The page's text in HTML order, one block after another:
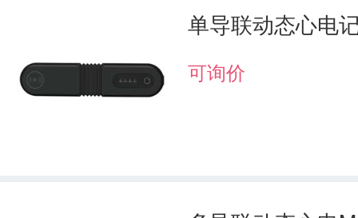
单导联动态心电
可询价